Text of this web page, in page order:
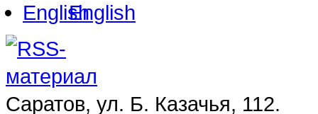
English
Саратов, ул. Б. Казачья, 112.